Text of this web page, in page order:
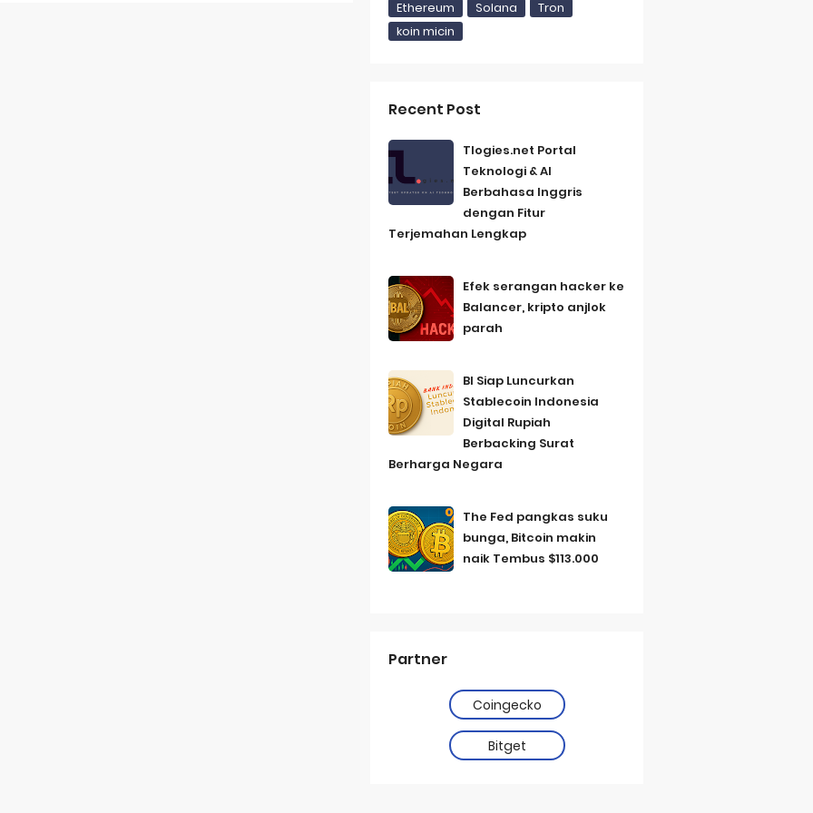
Ethereum
Solana
Tron
koin micin
Recent Post
Tlogies.net Portal
Teknologi & AI
Berbahasa Inggris
dengan Fitur
Terjemahan Lengkap
Efek serangan hacker ke
Balancer, kripto anjlok
parah
BI Siap Luncurkan
Stablecoin Indonesia
Digital Rupiah
Berbacking Surat
Berharga Negara
The Fed pangkas suku
bunga, Bitcoin makin
naik Tembus $113.000
Partner
Coingecko
Bitget